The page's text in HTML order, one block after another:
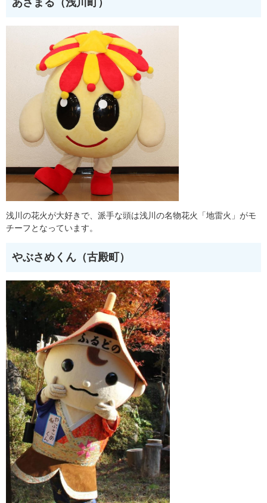
あさまる（浅川町）
浅川の花火が大好きで、派手な頭は浅川の名物花火「地雷火」がモ
チーフとなっています。
やぶさめくん（古殿町）